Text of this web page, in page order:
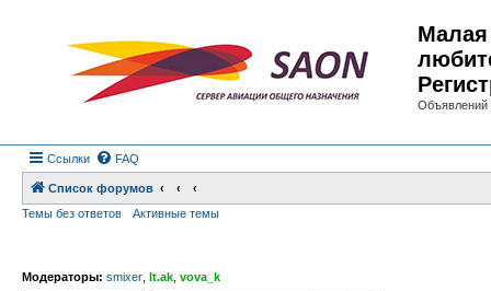
Малая
Объявлений
Ссылки FAQ
Список форумов
Темы без ответов
Активные темы
Модераторы: smixer lt.ak vova_k